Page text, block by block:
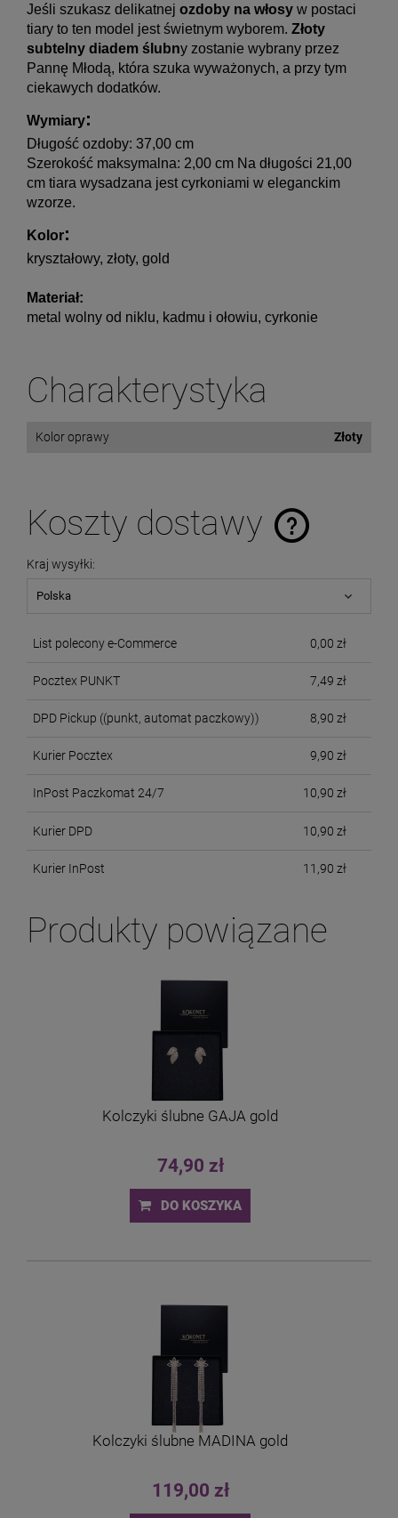
Jeśli szukasz delikatnej ozdoby na włosy w postaci
tiary to ten model jest świetnym wyborem. Złoty
subtelny diadem ślubny zostanie wybrany przez
Pannę Młodą, która szuka wyważonych, a przy tym
ciekawych dodatków.
Wymiary:
Długość ozdoby: 37,00 cm
Szerokość maksymalna: 2,00 cm Na długości 21,00
cm tiara wysadzana jest cyrkoniami w eleganckim
wzorze.
Kolor:
kryształowy, złoty, gold
Materiał:
metal wolny od niklu, kadmu i ołowiu, cyrkonie
Charakterystyka
Kolor oprawy Złoty
Koszty dostawy
Cena nie zawiera ewentualnych kosztów płatności
Kraj wysyłki:
List polecony e-Commerce 0,00 zł
Pocztex PUNKT 7,49 zł
DPD Pickup ((punkt, automat paczkowy)) 8,90 zł
Kurier Pocztex 9,90 zł
InPost Paczkomat 24/7 10,90 zł
Kurier DPD 10,90 zł
Kurier InPost 11,90 zł
Produkty powiązane
Kolczyki ślubne GAJA gold
74,90 zł
DO KOSZYKA
Kolczyki ślubne MADINA gold
119,00 zł